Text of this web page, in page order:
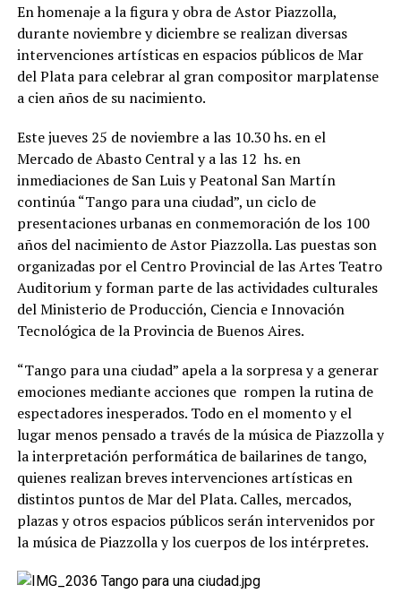
En homenaje a la figura y obra de Astor Piazzolla,
durante noviembre y diciembre se realizan diversas
intervenciones artísticas en espacios públicos de Mar
del Plata para celebrar al gran compositor marplatense
a cien años de su nacimiento.
Este jueves 25 de noviembre a las 10.30 hs. en el
Mercado de Abasto Central y a las 12 hs. en
inmediaciones de San Luis y Peatonal San Martín
continúa “Tango para una ciudad”, un ciclo de
presentaciones urbanas en conmemoración de los 100
años del nacimiento de Astor Piazzolla. Las puestas son
organizadas por el Centro Provincial de las Artes Teatro
Auditorium y forman parte de las actividades culturales
del Ministerio de Producción, Ciencia e Innovación
Tecnológica de la Provincia de Buenos Aires.
“Tango para una ciudad” apela a la sorpresa y a generar
emociones mediante acciones que rompen la rutina de
espectadores inesperados. Todo en el momento y el
lugar menos pensado a través de la música de Piazzolla y
la interpretación performática de bailarines de tango,
quienes realizan breves intervenciones artísticas en
distintos puntos de Mar del Plata. Calles, mercados,
plazas y otros espacios públicos serán intervenidos por
la música de Piazzolla y los cuerpos de los intérpretes.